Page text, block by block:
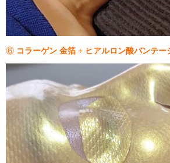
⑥ コラーゲン 金箔 + ヒアルロン酸バンテ